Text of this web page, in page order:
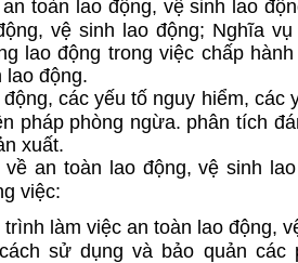
toàn lao động, vệ sinh lao
vệ sinh lao động; Nghĩa
lao động trong việc chấp
động.
các yếu tố nguy hiểm, các
pháp phòng ngừa. phân tích
xuất.
về an toàn lao động, vệ sinh
việc:
trình làm việc an toàn lao động,
sử dụng và bảo quản